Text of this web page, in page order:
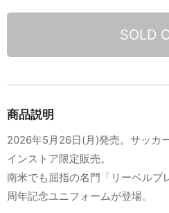
SOLD
商品説明
2026年5月26日(月)発売。サッカ
インストア限定販売。
南米でも屈指の名門「リーベルプ
周年記念ユニフォームが登場。